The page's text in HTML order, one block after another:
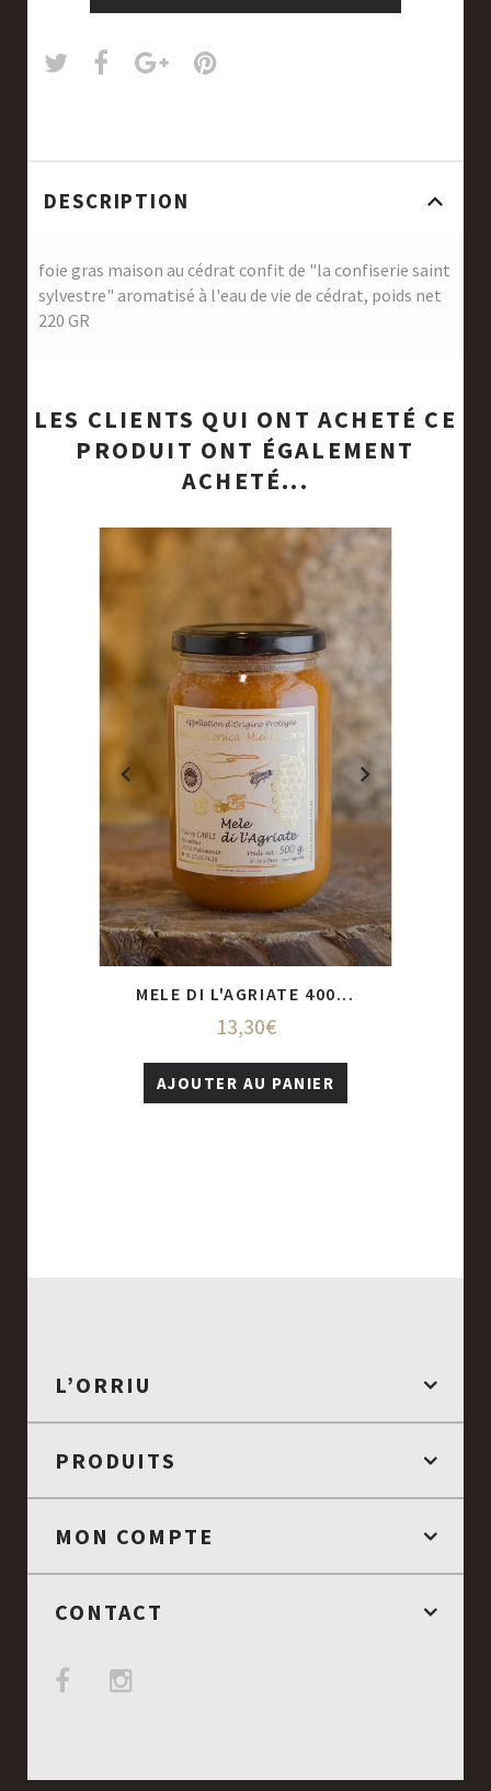
DESCRIPTION
foie gras maison au cédrat confit de "la confiserie saint
sylvestre" aromatisé à l'eau de vie de cédrat, poids net
220 GR
LES CLIENTS QUI ONT ACHETÉ CE
PRODUIT ONT ÉGALEMENT
ACHETÉ...
MELE DI L'AGRIATE 400...
13,30€
AJOUTER AU PANIER
MELE DI L'AGRIATE 400...
L’ORRIU
PRODUITS
MON COMPTE
CONTACT